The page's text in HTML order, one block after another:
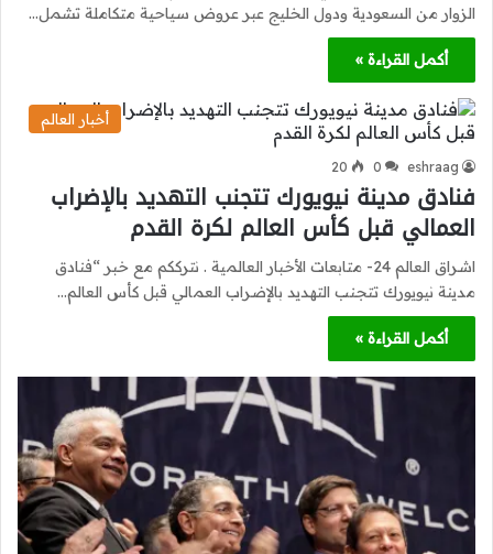
الزوار من السعودية ودول الخليج عبر عروض سياحية متكاملة تشمل…
أكمل القراءة »
أخبار العالم
eshraag
0
20
فنادق مدينة نيويورك تتجنب التهديد بالإضراب
العمالي قبل كأس العالم لكرة القدم
اشراق العالم 24- متابعات الأخبار العالمية . نترككم مع خبر “فنادق
مدينة نيويورك تتجنب التهديد بالإضراب العمالي قبل كأس العالم…
أكمل القراءة »